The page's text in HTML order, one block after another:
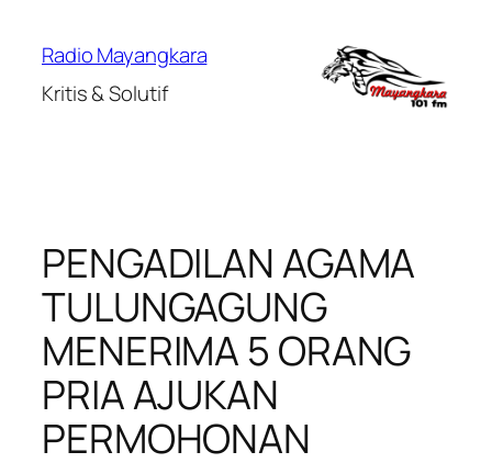
Radio Mayangkara
Kritis & Solutif
PENGADILAN AGAMA
TULUNGAGUNG
MENERIMA 5 ORANG
PRIA AJUKAN
PERMOHONAN